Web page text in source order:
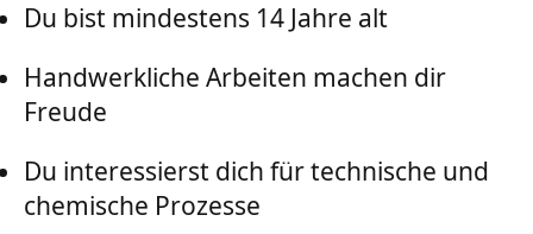
Du bist mindestens 14 Jahre alt
Handwerkliche Arbeiten machen dir
Freude
Du interessierst dich für technische und
chemische Prozesse